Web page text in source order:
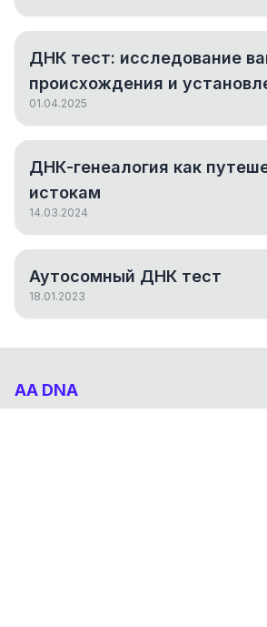
ДНК тест: исследование
происхождения и
01.04.2025
ДНК-генеалогия как
истокам
14.03.2024
Аутосомный ДНК тест
18.01.2023
AA DNA